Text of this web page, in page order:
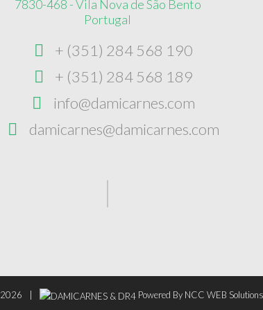
7830-468 - Vila Nova de São Bento
Portugal
+ (351) 284 568 190
+ (351) 284 568 189
info@damicarnes.com
damicarnes@damicarnes.com
2026 Powered By NCC WEB Solutions